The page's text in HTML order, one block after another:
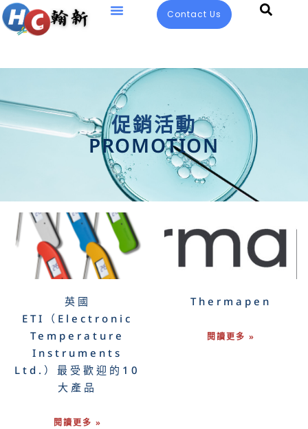
Contact Us
促銷活動
PROMOTION
英國
ETI（Electronic
Temperature
Instruments
Ltd.）最受歡迎的10
大產品
閱讀更多 »
Thermapen
閱讀更多 »